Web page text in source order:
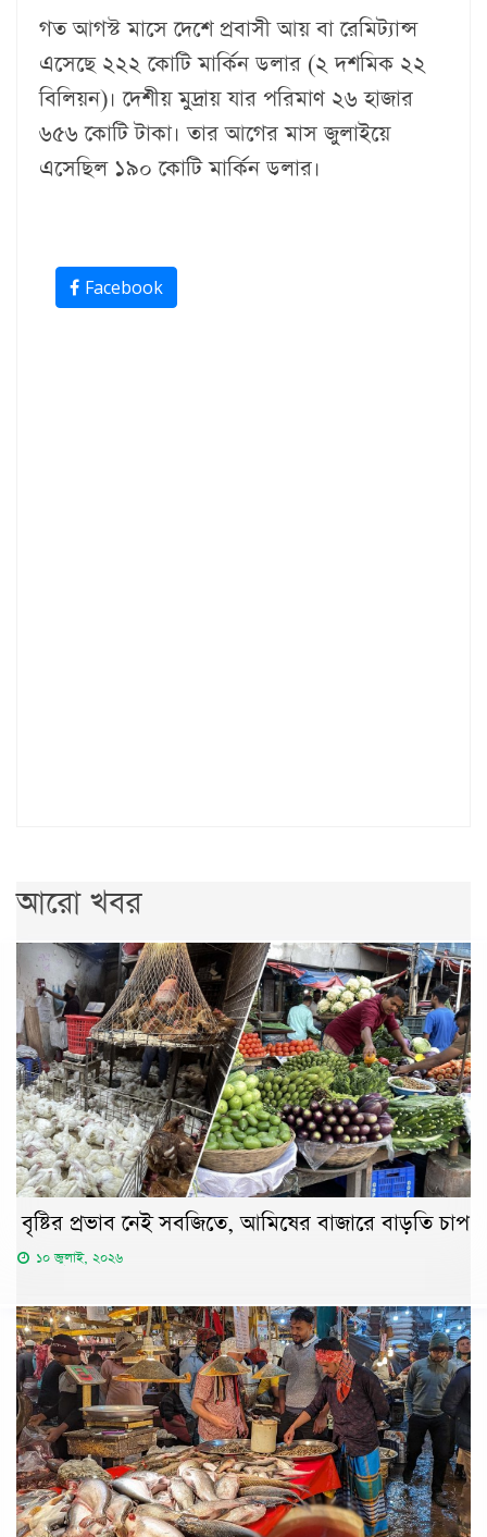
গত আগস্ট মাসে দেশে প্রবাসী আয় বা রেমিট্যান্স
এসেছে ২২২ কোটি মার্কিন ডলার (২ দশমিক ২২
বিলিয়ন)। দেশীয় মুদ্রায় যার পরিমাণ ২৬ হাজার
৬৫৬ কোটি টাকা। তার আগের মাস জুলাইয়ে
এসেছিল ১৯০ কোটি মার্কিন ডলার।
Facebook
আরো খবর
বৃষ্টির প্রভাব নেই সবজিতে, আমিষের বাজারে বাড়তি চাপ
১০ জুলাই, ২০২৬